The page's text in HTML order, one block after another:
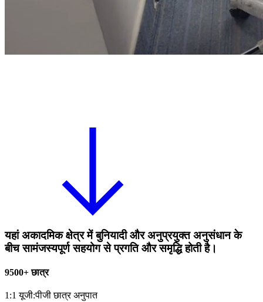
यहां अकादमिक क्षेत्र में बुनियादी और अनुप्रयुक्त अनुसंधान के
बीच सामंजस्यपूर्ण सहयोग से प्रगति और समृद्धि होती है।
9500+ छात्र
1:1 यूजी:पीजी छात्र अनुपात